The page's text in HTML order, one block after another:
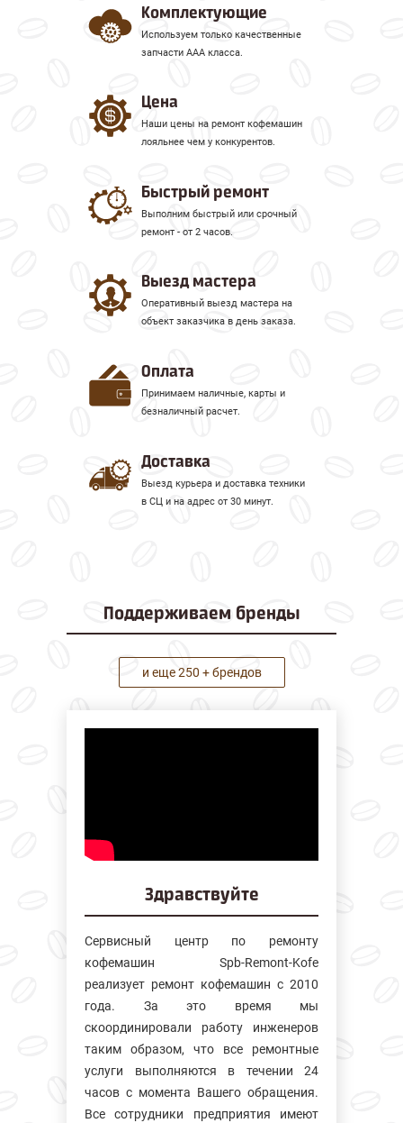
Комплектующие
Используем только качественные
запчасти ААА класса.
Цена
Наши цены на ремонт кофемашин
лояльнее чем у конкурентов.
Быстрый ремонт
Выполним быстрый или срочный
ремонт - от 2 часов.
Выезд мастера
Оперативный выезд мастера на
объект заказчика в день заказа.
Оплата
Принимаем наличные, карты и
безналичный расчет.
Доставка
Выезд курьера и доставка техники
в СЦ и на адрес от 30 минут.
Поддерживаем бренды
и еще 250 + брендов
Здравствуйте
Сервисный центр по ремонту
кофемашин Spb-Remont-Kofe
реализует ремонт кофемашин с 2010
года. За это время мы
скоординировали работу инженеров
таким образом, что все ремонтные
услуги выполняются в течении 24
часов с момента Вашего обращения.
Все сотрудники предприятия имеют